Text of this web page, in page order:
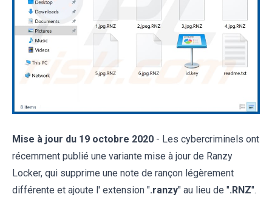
Mise à jour du 19 octobre 2020 - Les cybercriminels ont
récemment publié une variante mise à jour de Ranzy
Locker, qui supprime une note de rançon légèrement
différente et ajoute l' extension ".ranzy" au lieu de ".RNZ".